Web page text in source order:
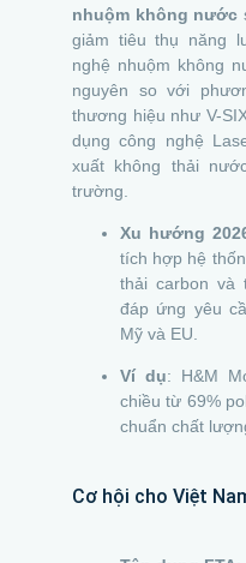
nhuộm không nước
giảm tiêu thụ năng
nghệ nhuộm không
nguyên so với
thương hiệu như V-
dụng công nghệ
xuất không thải
trường.
Xu hướng
tích hợp hệ
thải carbon và
đáp ứng yêu
Mỹ và EU.
Ví dụ: H&M
chiều từ 69%
chuẩn chất
Cơ hội cho Việt